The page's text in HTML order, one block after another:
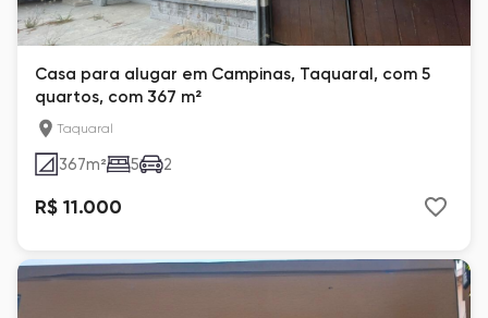
Casa para alugar em Campinas, Taquaral, com 5
quartos, com 367 m²
Taquaral
367m² 5 2
R$ 11.000